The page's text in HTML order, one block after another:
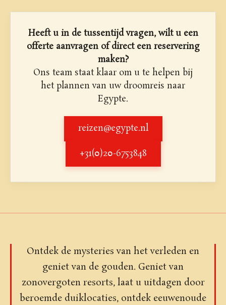
Heeft u in de tussentijd vragen, wilt u een
offerte aanvragen of direct een reservering
maken?
Ons team staat klaar om u te helpen bij
het plannen van uw droomreis naar
Egypte.
reizen@egypte.nl
+31(0)20-6753848
Ontdek de mysteries van het verleden en
geniet van de gouden. Geniet van
zonovergoten resorts, laat u uitdagen door
beroemde duiklocaties, ontdek eeuwenoude